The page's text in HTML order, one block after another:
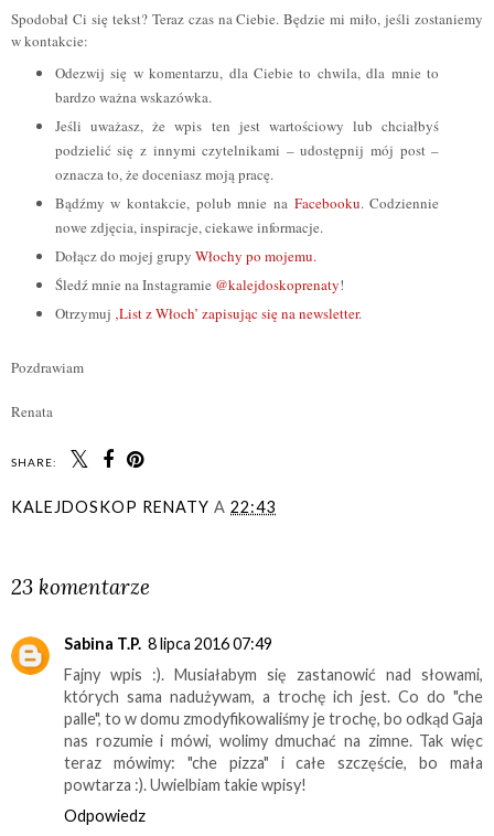
Spodobał Ci się tekst? Teraz czas na Ciebie. Będzie mi miło, jeśli zostaniemy
w kontakcie:
Odezwij się w komentarzu, dla Ciebie to chwila, dla mnie to
bardzo ważna wskazówka.
Jeśli uważasz, że wpis ten jest wartościowy lub chciałbyś
podzielić się z innymi czytelnikami – udostępnij mój post –
oznacza to, że doceniasz moją pracę.
Bądźmy w kontakcie, polub mnie na Facebooku. Codziennie
nowe zdjęcia, inspiracje, ciekawe informacje.
Dołącz do mojej grupy Włochy po mojemu.
Śledź mnie na Instagramie @kalejdoskoprenaty!
Otrzymuj ‚List z Włoch’ zapisując się na newsletter.
Pozdrawiam
Renata
SHARE:
KALEJDOSKOP RENATY A 22:43
23 komentarze
Sabina T.P. 8 lipca 2016 07:49
Fajny wpis :). Musiałabym się zastanowić nad słowami,
których sama nadużywam, a trochę ich jest. Co do "che
palle", to w domu zmodyfikowaliśmy je trochę, bo odkąd Gaja
nas rozumie i mówi, wolimy dmuchać na zimne. Tak więc
teraz mówimy: "che pizza" i całe szczęście, bo mała
powtarza :). Uwielbiam takie wpisy!
Odpowiedz